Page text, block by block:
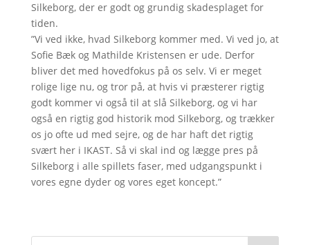
Silkeborg, der er godt og grundig skadesplaget for
tiden.
”Vi ved ikke, hvad Silkeborg kommer med. Vi ved jo, at
Sofie Bæk og Mathilde Kristensen er ude. Derfor
bliver det med hovedfokus på os selv. Vi er meget
rolige lige nu, og tror på, at hvis vi præsterer rigtig
godt kommer vi også til at slå Silkeborg, og vi har
også en rigtig god historik mod Silkeborg, og trækker
os jo ofte ud med sejre, og de har haft det rigtig
svært her i IKAST. Så vi skal ind og lægge pres på
Silkeborg i alle spillets faser, med udgangspunkt i
vores egne dyder og vores eget koncept.”